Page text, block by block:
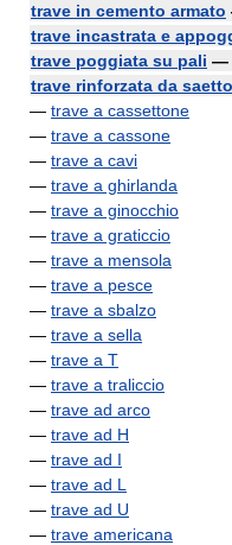
trave in cemento armato
trave incastrata e
trave poggiata su pali —
trave rinforzata da
— trave a cassettone
— trave a cassone
— trave a cavi
— trave a ghirlanda
— trave a ginocchio
— trave a graticcio
— trave a mensola
— trave a pesce
— trave a sbalzo
— trave a sella
— trave a T
— trave a traliccio
— trave ad arco
— trave ad H
— trave ad I
— trave ad L
— trave ad U
— trave americana